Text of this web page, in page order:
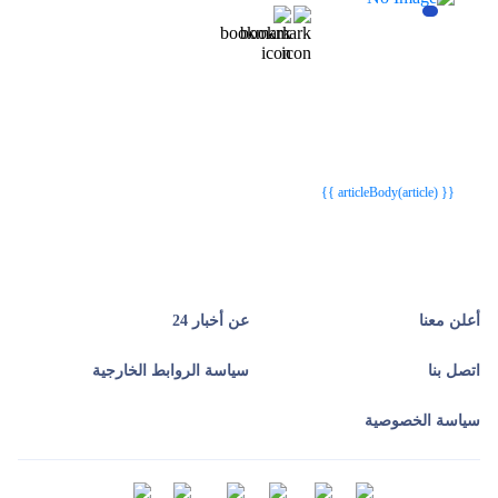
{{ articleBody(article) }}
أعلن معنا عن أخبار 24
اتصل بنا سياسة الروابط الخارجية
سياسة الخصوصية